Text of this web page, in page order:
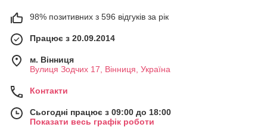
98% позитивних з 596 відгуків за рік
Працює з 20.09.2014
м. Вінниця
Вулиця Зодчих 17, Вінниця, Україна
Контакти
Сьогодні працює з 09:00 до 18:00
Показати весь графік роботи